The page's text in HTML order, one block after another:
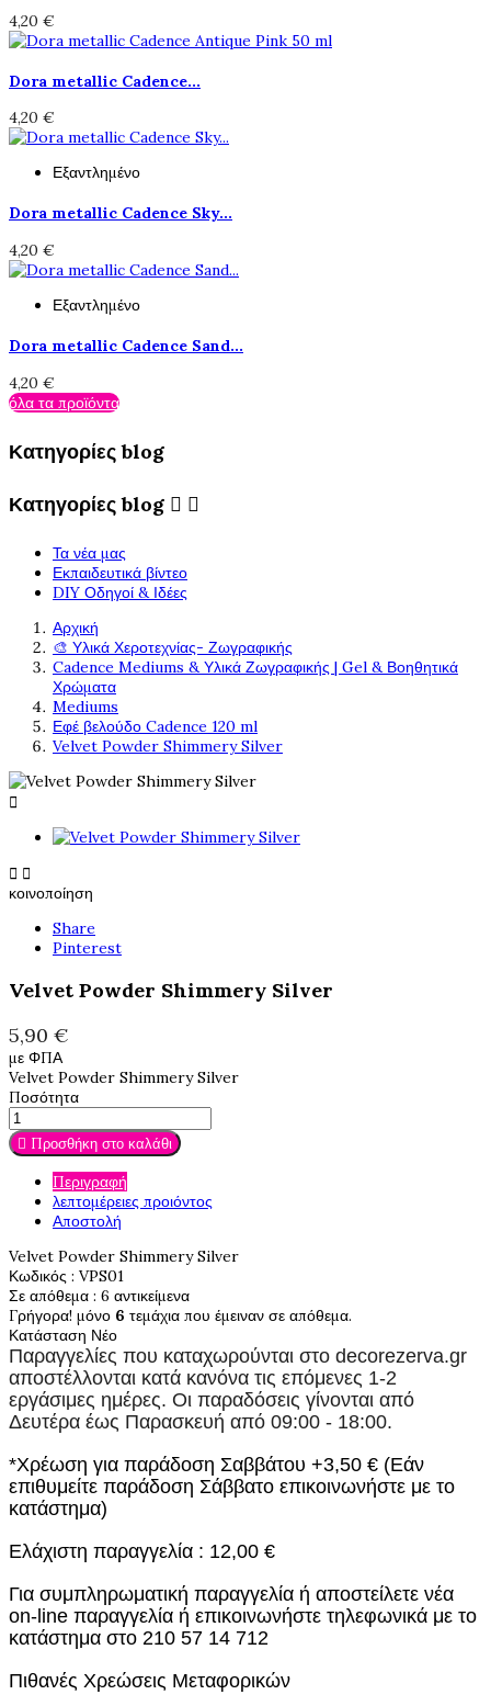
4,20 €
Dora metallic Cadence...
4,20 €
Εξαντλημένο
Dora metallic Cadence Sky...
4,20 €
Εξαντλημένο
Dora metallic Cadence Sand...
4,20 €
όλα τα προϊόντα
Κατηγορίες blog
Κατηγορίες blog  
Τα νέα μας
Εκπαιδευτικά βίντεο
DIY Οδηγοί & Ιδέες
Αρχική
🎨 Υλικά Χεροτεχνίας- Ζωγραφικής
Cadence Mediums & Υλικά Ζωγραφικής | Gel & Βοηθητικά
Χρώματα
Mediums
Εφέ βελούδο Cadence 120 ml
Velvet Powder Shimmery Silver

 
κοινοποίηση
Share
Pinterest
Velvet Powder Shimmery Silver
5,90 €
με ΦΠΑ
Velvet Powder Shimmery Silver
Ποσότητα
 Προσθήκη στο καλάθι
Περιγραφή
λεπτομέρειες προιόντος
Αποστολή
Velvet Powder Shimmery Silver
Κωδικός : VPS01
Σε απόθεμα : 6 αντικείμενα
Γρήγορα! μόνο 6 τεμάχια που έμειναν σε απόθεμα.
Κατάσταση Νέο
Παραγγελίες που καταχωρούνται στο decorezerva.gr
αποστέλλονται κατά κανόνα τις επόμενες 1-2
εργάσιμες ημέρες. Οι παραδόσεις γίνονται από
Δευτέρα έως Παρασκευή από 09:00 - 18:00.
*Χρέωση για παράδοση Σαββάτου +3,50 € (Εάν
επιθυμείτε παράδοση Σάββατο επικοινωνήστε με το
κατάστημα)
Ελάχιστη παραγγελία : 12,00 €
Για συμπληρωματική παραγγελία ή αποστείλετε νέα
on-line παραγγελία ή επικοινωνήστε τηλεφωνικά με το
κατάστημα στο 210 57 14 712
Πιθανές Χρεώσεις Μεταφορικών